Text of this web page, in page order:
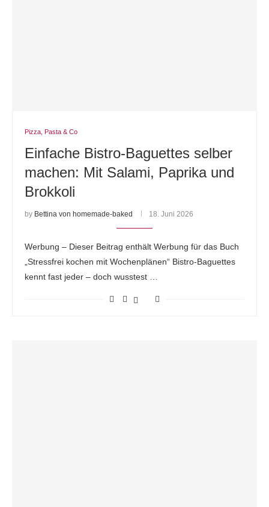
Pizza, Pasta & Co
Einfache Bistro-Baguettes selber
machen: Mit Salami, Paprika und
Brokkoli
by Bettina von homemade-baked 18. Juni 2026
Werbung – Dieser Beitrag enthält Werbung für das Buch
„Stressfrei kochen mit Wochenplänen“ Bistro-Baguettes
kennt fast jeder – doch wusstest …